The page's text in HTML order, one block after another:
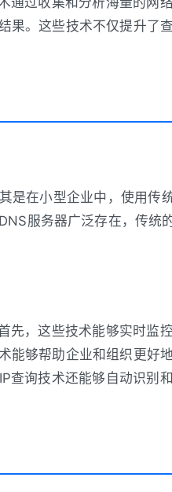
果。这些技术不仅提升了
是在小型企业中，使用传
服务器广泛存在，传统
，这些技术能够实时监控
能够帮助企业和组织更好
查询技术还能够自动识别